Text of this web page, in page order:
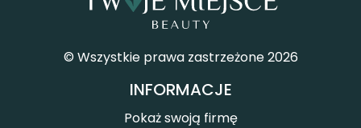
© Wszystkie prawa zastrzeżone 2026
INFORMACJE
Pokaż swoją firmę